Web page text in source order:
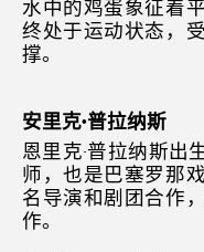
水中的鸡蛋象征着
终处于运动状态，
撑。
安里克·普拉纳斯
恩里克·普拉纳斯出
师，也是巴塞罗那
名导演和剧团合作
作。